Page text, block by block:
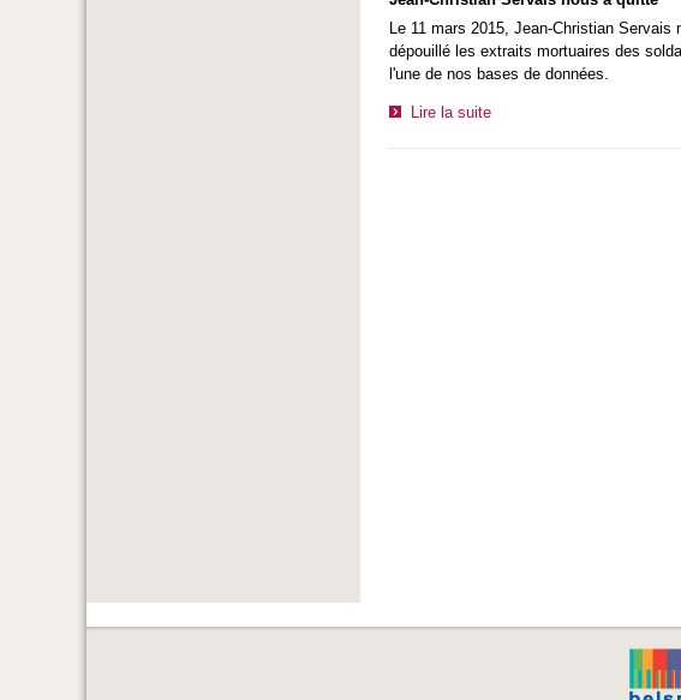
Le 11 mars 2015, Jean-Christian
dépouillé les extraits mortuaires des
l'une de nos bases de données.
Lire la suite